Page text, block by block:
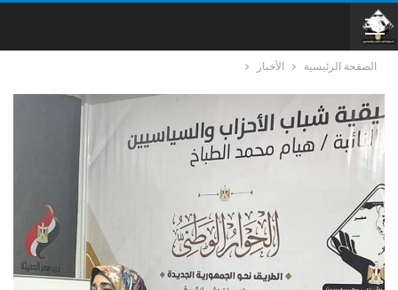
الصفحة الرئيسية الأخبار